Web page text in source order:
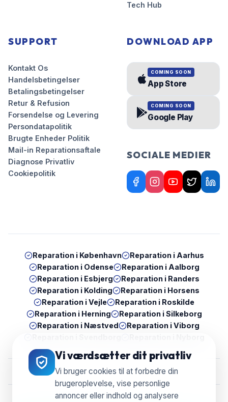
Vi værdsætter dit privatliv
Vi bruger cookies til at forbedre din
brugeroplevelse, vise personlige
annoncer eller indhold og analysere
Tech Hub
SUPPORT
Kontakt Os
Handelsbetingelser
Betalingsbetingelser
Retur & Refusion
Forsendelse og Levering
Persondatapolitik
Brugte Enheder Politik
Mail-in Reparationsaftale
Diagnose Privatliv
Cookiepolitik
DOWNLOAD APP
COMING SOON
App Store
COMING SOON
Google Play
SOCIALE MEDIER
Reparation i København Reparation i Aarhus
Reparation i Odense Reparation i Aalborg
Reparation i Esbjerg Reparation i Randers
Reparation i Kolding Reparation i Horsens
Reparation iVejle Reparation i Roskilde
Reparation i Herning Reparation i Silkeborg
Reparation i Næstved Reparation i Viborg